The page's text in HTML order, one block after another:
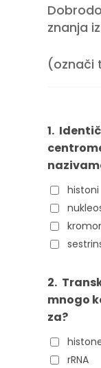
znanja
(označi
1.
histoni
2.
mnogo
za?
rRNA